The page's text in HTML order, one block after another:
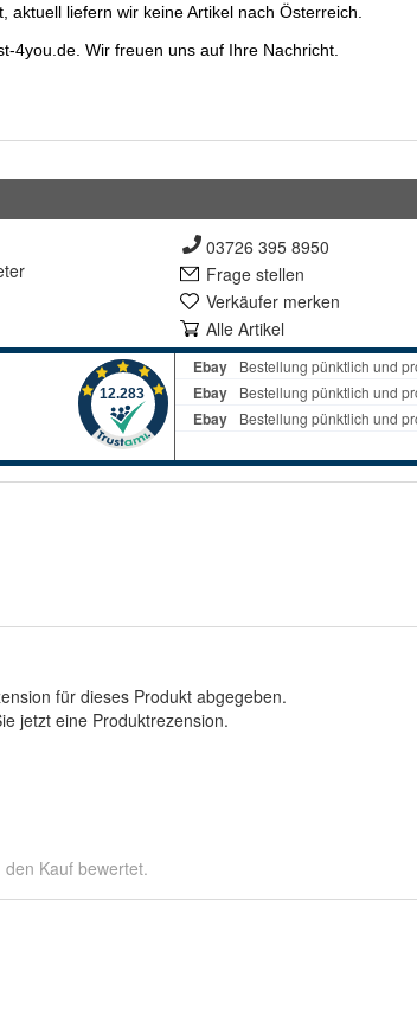
03726 395 8950
Frage stellen
Verkäufer merken
Alle Artikel
für dieses Produkt abgegeben.
jetzt eine Produktrezension.
Kauf bewertet.